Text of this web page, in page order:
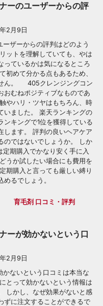
ーのユーザーからの評
2月9日
ザーからの評判はどのよう
ットを理解していても、やは
っているかは気になるところ
初めて分かる点もあるため、
ん。 405クレンジングコン
おむねポジティブなものであ
やハリ・ツヤはもちろん、時
いました。 楽天ランキングの
キングで1位を獲得している
します。 評判の良いヘアケア
のではないでしょうか。 しか
期購入でかなり安く手に入
うか試したい場合にも費用を
期購入と言っても厳しい縛り
るでしょう。
育毛剤 口コミ・評判
ーが効かないという口
2月9日
ないという口コミは本当な
とって効かないという情報は
しかし、なぜ効果がないと感
ずに注文することができるで